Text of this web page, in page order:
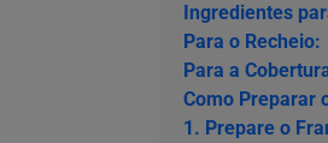
Ingredientes
Para o Recheio:
Para a
Como Preparar
1. Prepare o